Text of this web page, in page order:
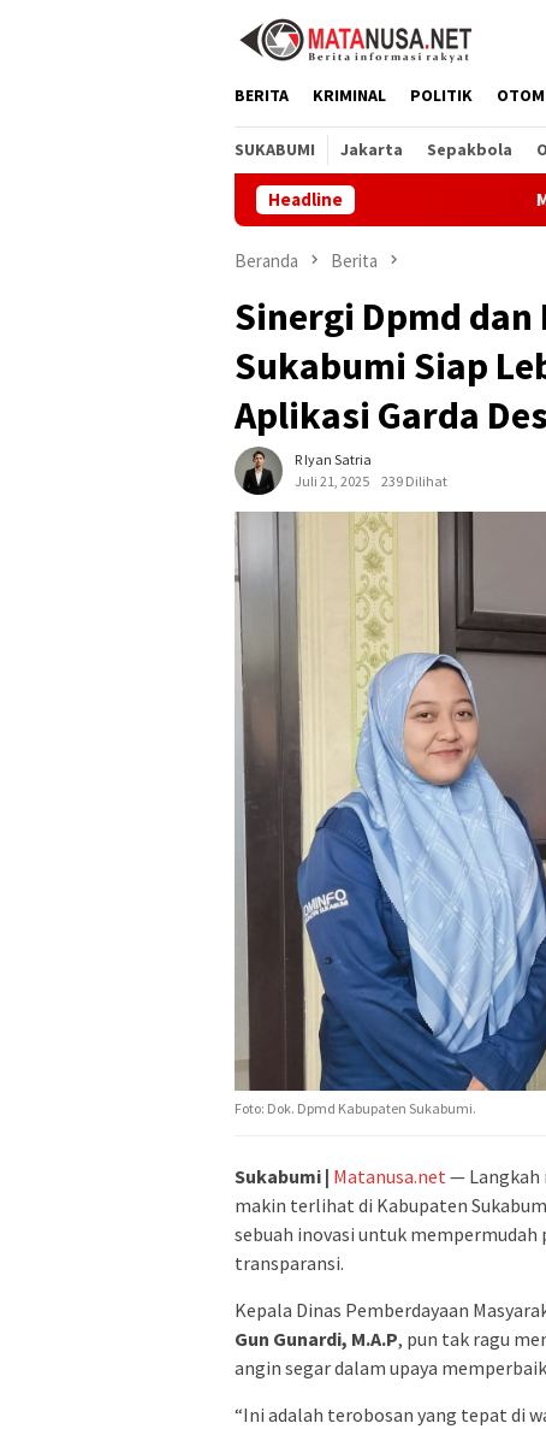
BERITA KRIMINAL POLITIK
SUKABUMI Jakarta Sepakbola
Headline Melalui GEMA
Beranda Berita
Sinergi Dpmd dan
Sukabumi Siap
Aplikasi Garda
R Iyan Satria
Juli 21, 2025
239 Dilihat
Foto: Dok. Dpmd Kabupaten Sukabumi.
Sukabumi | Matanusa.net — Langkah
makin terlihat di Kabupaten
sebuah inovasi untuk mempermudah
transparansi.
Kepala Dinas Pemberdayaan
Gun Gunardi, M.A.P, pun tak ragu
angin segar dalam upaya
“Ini adalah terobosan yang tepat di